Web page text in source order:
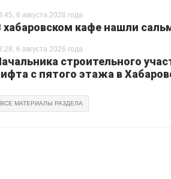
6 августа 2026 года
хабаровском кафе нашли
6 августа 2026 года
строительного
с пятого этажа в
ВСЕ МАТЕРИАЛЫ РАЗДЕЛА